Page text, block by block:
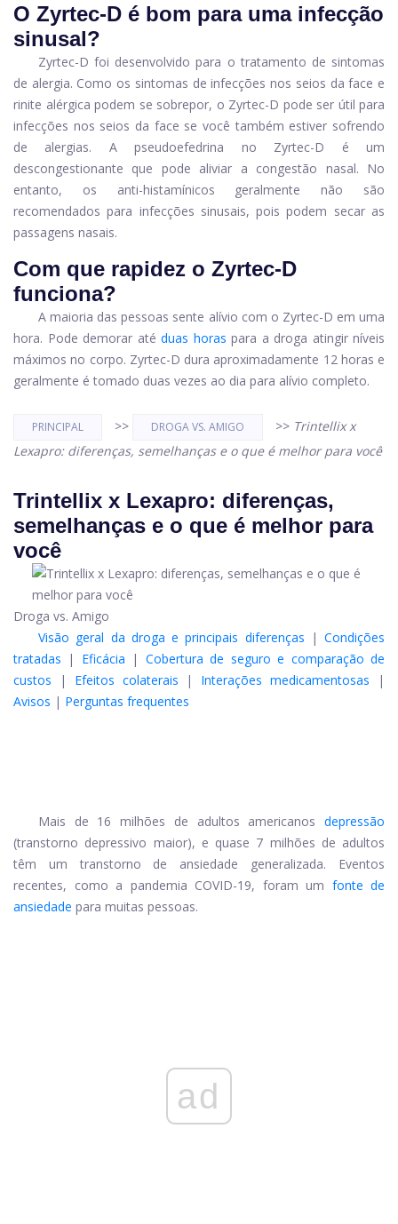
O Zyrtec-D é bom para uma infecção
sinusal?
Zyrtec-D foi desenvolvido para o tratamento de sintomas
de alergia. Como os sintomas de infecções nos seios da face e
rinite alérgica podem se sobrepor, o Zyrtec-D pode ser útil para
infecções nos seios da face se você também estiver sofrendo
de alergias. A pseudoefedrina no Zyrtec-D é um
descongestionante que pode aliviar a congestão nasal. No
entanto, os anti-histamínicos geralmente não são
recomendados para infecções sinusais, pois podem secar as
passagens nasais.
Com que rapidez o Zyrtec-D
funciona?
A maioria das pessoas sente alívio com o Zyrtec-D em uma
hora. Pode demorar até duas horas para a droga atingir níveis
máximos no corpo. Zyrtec-D dura aproximadamente 12 horas e
geralmente é tomado duas vezes ao dia para alívio completo.
PRINCIPAL >> DROGA VS. AMIGO >> Trintellix x
Lexapro: diferenças, semelhanças e o que é melhor para você
Trintellix x Lexapro: diferenças,
semelhanças e o que é melhor para
você
Droga vs. Amigo
Visão geral da droga e principais diferenças | Condições
tratadas | Eficácia | Cobertura de seguro e comparação de
custos | Efeitos colaterais | Interações medicamentosas |
Avisos | Perguntas frequentes
Mais de 16 milhões de adultos americanos depressão
(transtorno depressivo maior), e quase 7 milhões de adultos
têm um transtorno de ansiedade generalizada. Eventos
recentes, como a pandemia COVID-19, foram um fonte de
ansiedade para muitas pessoas.
ad